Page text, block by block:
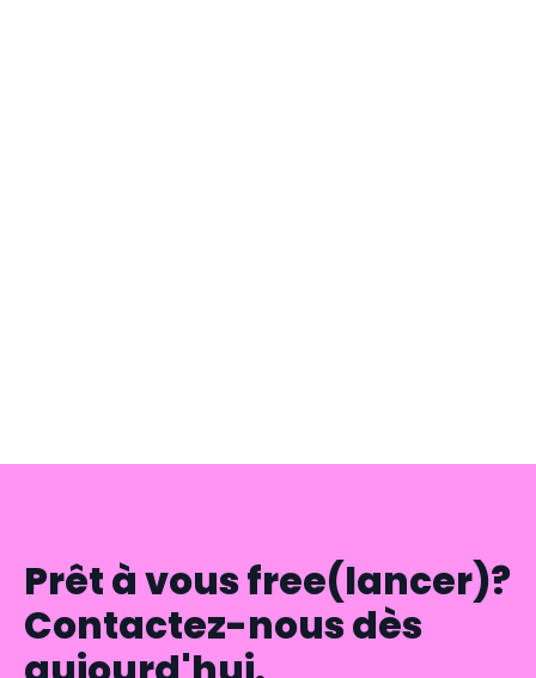
Prêt à vous free(lancer)?
Contactez-nous dès